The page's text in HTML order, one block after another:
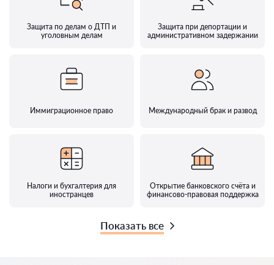
Защита по делам о ДТП и
уголовным делам
Защита при депортации и
административном задержании
Иммиграционное право Международный брак и развод
Налоги и бухгалтерия для
иностранцев
Открытие банковского счёта и
финансово-правовая поддержка
Показать все